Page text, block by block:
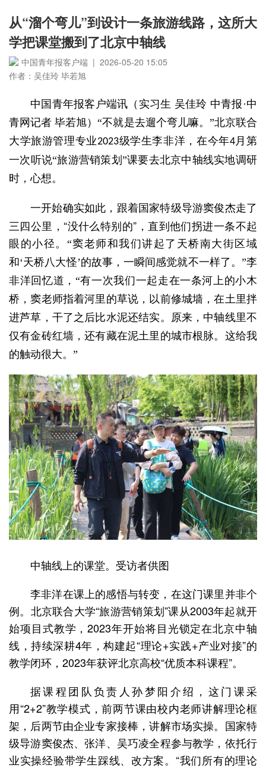
从“溜个弯儿”到设计一条旅游线路，这所大
学把课堂搬到了北京中轴线
中国青年报客户端 | 2026-05-20 15:05
作者：吴佳玲 毕若旭
中国青年报客户端讯（实习生 吴佳玲 中青报 ·中
青网记者 毕若旭）“不就是去遛个弯儿嘛。”北京联合
大学旅游管理专业2023级学生李非洋， 在今年4月第
一次听说“旅游营销策划”课要去北京中轴线实地调研
时，心想。
一开始确实如此，跟着国家特级导游窦俊杰走了
三四公里，“没什么特别的”，直到他们拐进一条不起
眼的小径。 “窦老师和我们讲起了天桥南大街区域
和‘天桥八大怪’的故事，一瞬间感觉就不一样了。”李
非洋回忆道，“有一次我们一起走在一条河上的小木
桥，窦老师指着河里的草说，以前修城墙，在土里拌
进芦草，干了之后比水泥还结实。原来，中轴线里不
仅有金砖红墙，还有藏在泥土里的城市根脉。这给我
的触动很大。”
中轴线上的课堂。受访者供图
李非洋在课上的感悟与转变，在这门课里并非个
例。北京联合大学“旅游营销策划”课从2003年起就开
始项目式教学，2023年开始将目光锁定在北京中轴
线，持续深耕4年，构建起“理论+实践+产业对接”的
教学闭环，2023年获评北京高校“优质本科课程”。
据课程团队负责人孙梦阳介绍，这门课采
用“2+2”教学模式，前两节课由校内老师讲解理论框
架，后两节由企业专家接棒，讲解市场实操。国家特
级导游窦俊杰、张洋、吴巧凌全程参与教学，依托行
业实操经验带学生踩线、改方案。“我们所有的理论